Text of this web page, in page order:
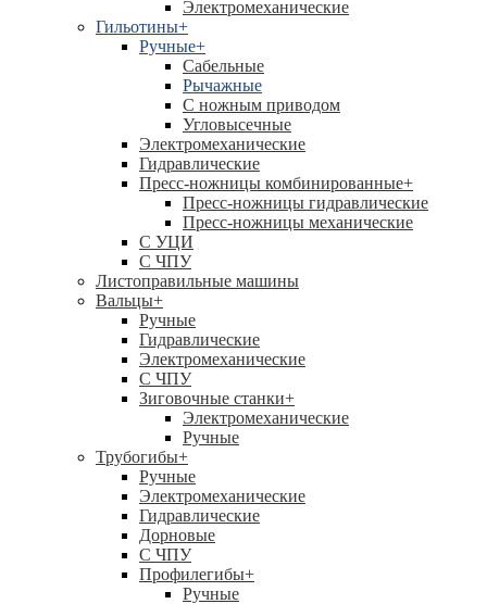
Электромеханические
Гильотины+
Ручные+
Сабельные
Рычажные
С ножным приводом
Угловысечные
Электромеханические
Гидравлические
Пресс-ножницы комбинированные+
Пресс-ножницы гидравлические
Пресс-ножницы механические
С УЦИ
С ЧПУ
Листоправильные машины
Вальцы+
Ручные
Гидравлические
Электромеханические
С ЧПУ
Зиговочные станки+
Электромеханические
Ручные
Трубогибы+
Ручные
Электромеханические
Гидравлические
Дорновые
С ЧПУ
Профилегибы+
Ручные